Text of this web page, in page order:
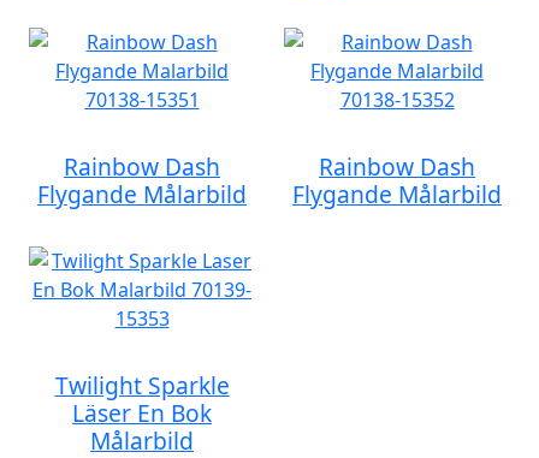
Rainbow Dash
Flygande Målarbild
Rainbow Dash
Flygande Målarbild
Twilight Sparkle
Läser En Bok
Målarbild